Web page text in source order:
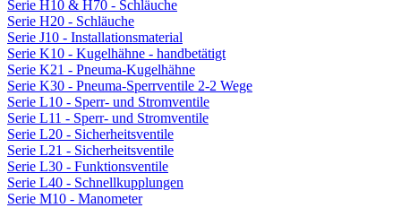
Serie H10 & H70 - Schläuche
Serie H20 - Schläuche
Serie J10 - Installationsmaterial
Serie K10 - Kugelhähne - handbetätigt
Serie K21 - Pneuma-Kugelhähne
Serie K30 - Pneuma-Sperrventile 2-2 Wege
Serie L10 - Sperr- und Stromventile
Serie L11 - Sperr- und Stromventile
Serie L20 - Sicherheitsventile
Serie L21 - Sicherheitsventile
Serie L30 - Funktionsventile
Serie L40 - Schnellkupplungen
Serie M10 - Manometer